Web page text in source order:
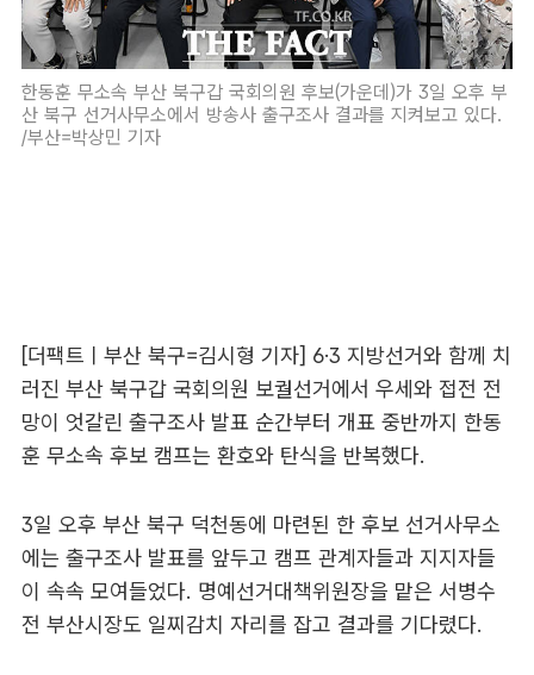
한동훈 무소속 부산 북구갑 국회의원 후보(가운데)가 3일 오후 부
산 북구 선거사무소에서 방송사 출구조사 결과를 지켜보고 있다.
/부산=박상민 기자
[더팩트ㅣ부산 북구=김시형 기자] 6·3 지방선거와 함께 치
러진 부산 북구갑 국회의원 보궐선거에서 우세와 접전 전
망이 엇갈린 출구조사 발표 순간부터 개표 중반까지 한동
훈 무소속 후보 캠프는 환호와 탄식을 반복했다.
3일 오후 부산 북구 덕천동에 마련된 한 후보 선거사무소
에는 출구조사 발표를 앞두고 캠프 관계자들과 지지자들
이 속속 모여들었다. 명예선거대책위원장을 맡은 서병수
전 부산시장도 일찌감치 자리를 잡고 결과를 기다렸다.